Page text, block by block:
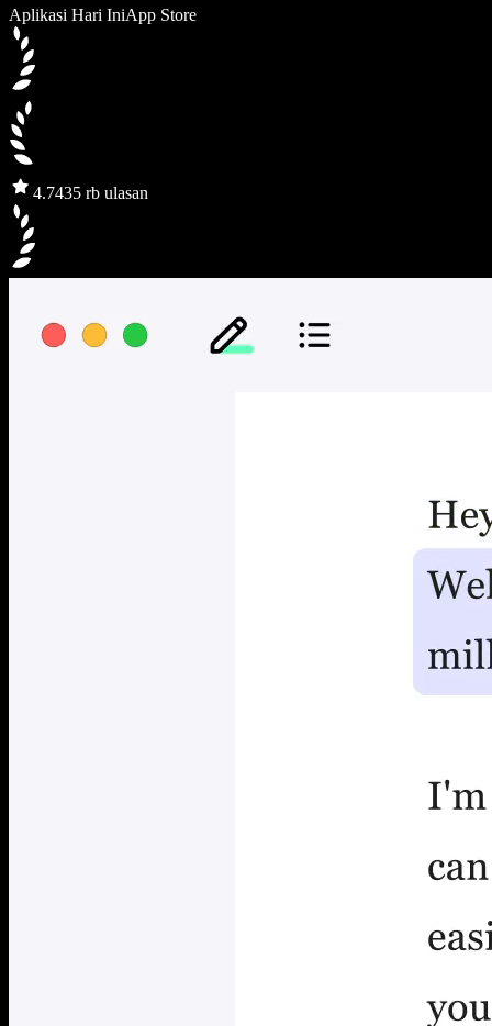
Aplikasi Hari IniApp Store
4.7435 rb ulasan